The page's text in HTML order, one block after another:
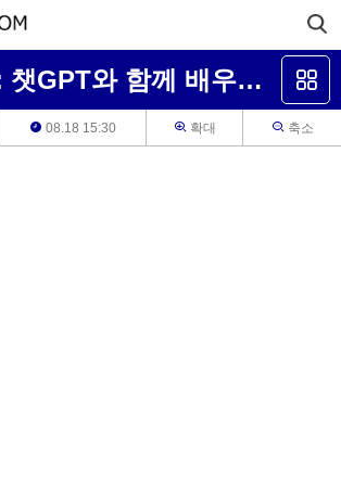
SQL Server 무료 강좌 목차와 소개 (2023년 9월 업데이트)
08.18 15:30 확대 축소